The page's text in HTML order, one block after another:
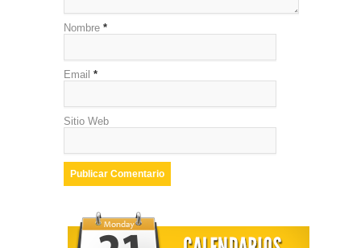
Nombre *
Email *
Sitio Web